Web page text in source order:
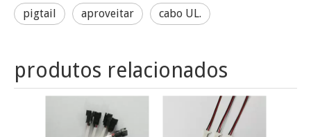
pigtail aproveitar cabo UL.
produtos relacionados